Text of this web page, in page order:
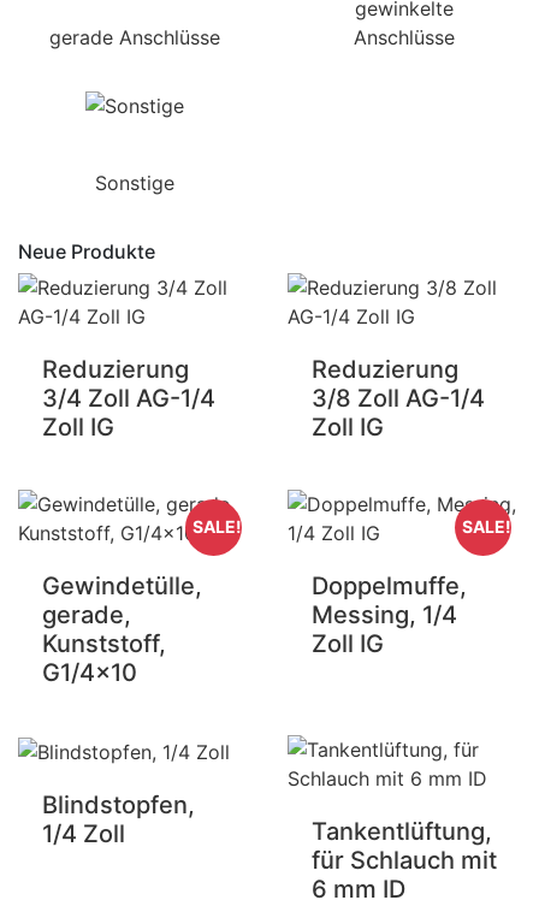
gerade Anschlüsse
gewinkelte
Anschlüsse
Sonstige
Neue Produkte
Reduzierung
3/4 Zoll AG-1/4
Zoll IG
Reduzierung
3/8 Zoll AG-1/4
Zoll IG
Gewindetülle,
gerade,
Kunststoff,
G1/4x10
SALE!
Doppelmuffe,
Messing, 1/4
Zoll IG
SALE!
Blindstopfen,
1/4 Zoll
Tankentlüftung,
für Schlauch mit
6 mm ID